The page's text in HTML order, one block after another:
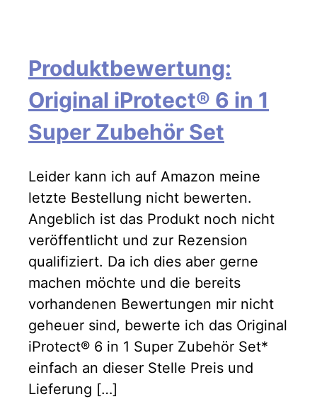
Produktbewertung:
Original iProtect® 6 in 1
Super Zubehör Set
Leider kann ich auf Amazon meine
letzte Bestellung nicht bewerten.
Angeblich ist das Produkt noch nicht
veröffentlicht und zur Rezension
qualifiziert. Da ich dies aber gerne
machen möchte und die bereits
vorhandenen Bewertungen mir nicht
geheuer sind, bewerte ich das Original
iProtect® 6 in 1 Super Zubehör Set*
einfach an dieser Stelle Preis und
Lieferung […]